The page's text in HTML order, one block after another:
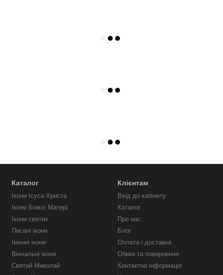
Каталог
Ікони Ісуса Христа
Ікони Божої Матері
Ікони святих
Писані ікони
Іменні ікони
Вінчальні ікони
Святий Миколай
Клієнтам
Вхід до кабінету
Каталог
Про нас
Блог
Оплата і доставка
Обмін та повернення
Контактна інформація